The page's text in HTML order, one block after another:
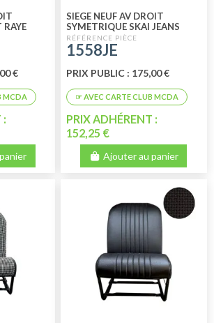
RAYE
€
:
SIEGE NEUF AV DROIT
SYMETRIQUE SKAI JEANS
1558JE
PRIX PUBLIC : 175,00 €
PRIX ADHÉRENT :
152,25 €
Ajouter au panier